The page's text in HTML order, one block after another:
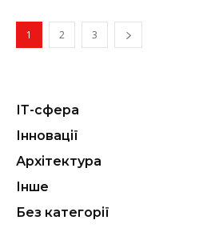
1 2 3
ІТ-сфера
Інновації
Архітектура
Інше
Без категорії